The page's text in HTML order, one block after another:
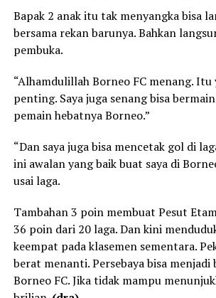
Bapak 2 anak itu tak menyangka bisa
bersama rekan barunya. Bahkan
pembuka.
“Alhamdulillah Borneo FC menang.
penting. Saya juga senang bisa
pemain hebatnya Borneo.”
“Dan saya juga bisa mencetak gol di
ini awalan yang baik buat saya di
usai laga.
Tambahan 3 poin membuat Pesut
36 poin dari 20 laga. Dan kini
keempat pada klasemen sementara.
berat menanti. Persebaya bisa menjadi
Borneo FC. Jika tidak mampu